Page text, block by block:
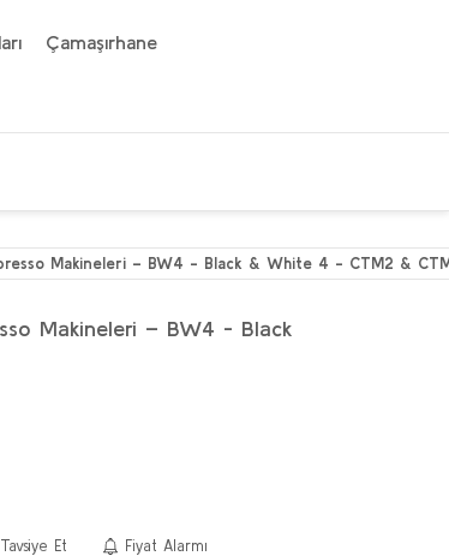
Çamaşırhane
Makineleri – BW4 - Black & White 4 - CTM2 &
Makineleri – BW4 - Black
Tavsiye Et Fiyat Alarmı